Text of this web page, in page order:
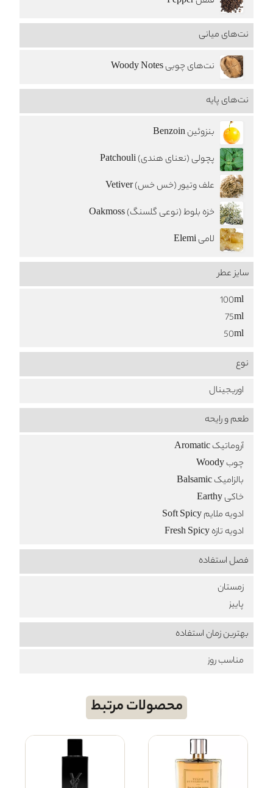
نت‌های میانی
نت‌های چوبی Woody Notes
نت‌های پایه
بنزوئین Benzoin
پچولی (نعنای هندی) Patchouli
علف وتیور (خس خس) Vetiver
خزه بلوط (نوعی گلسنگ) Oakmoss
لامی Elemi
سایز عطر
100ml
75ml
50ml
نوع
اوریجینال
طعم‌ و رایحه
آروماتیک Aromatic
چوب Woody
بالزامیک Balsamic
خاکی Earthy
ادویه ملایم Soft Spicy
ادویه تازه Fresh Spicy
فصل استفاده
زمستان
پاییز
بهترین زمان استفاده
مناسب روز
محصولات مرتبط